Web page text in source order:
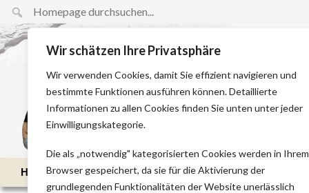
Wir schätzen Ihre Privatsphäre
Wir verwenden Cookies, damit Sie effizient navigieren und
bestimmte Funktionen ausführen können. Detaillierte
Informationen zu allen Cookies finden Sie unten unter jeder
Einwilligungskategorie.
Die als „notwendig" kategorisierten Cookies werden in Ihrem
Browser gespeichert, da sie für die Aktivierung der
grundlegenden Funktionalitäten der Website unerlässlich
Home Die Nussbaums Bauabschnitte